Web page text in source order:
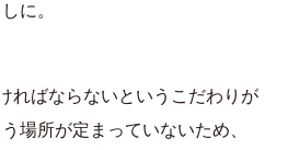
に。
ればならないというこだわりが
場所が定まっていないため、